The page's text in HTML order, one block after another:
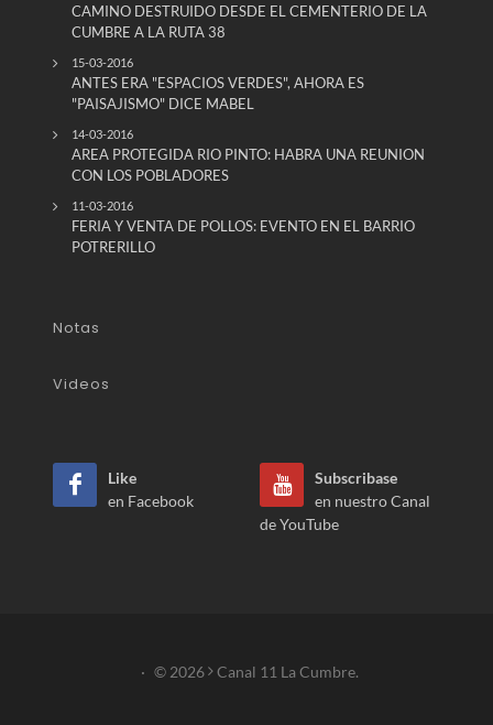
CAMINO DESTRUIDO DESDE EL CEMENTERIO DE LA
CUMBRE A LA RUTA 38
15-03-2016
ANTES ERA "ESPACIOS VERDES", AHORA ES
"PAISAJISMO" DICE MABEL
14-03-2016
AREA PROTEGIDA RIO PINTO: HABRA UNA REUNION
CON LOS POBLADORES
11-03-2016
FERIA Y VENTA DE POLLOS: EVENTO EN EL BARRIO
POTRERILLO
Notas
Videos
Like
en Facebook
Subscribase
en nuestro Canal
de YouTube
· © 2026 Canal 11 La Cumbre.